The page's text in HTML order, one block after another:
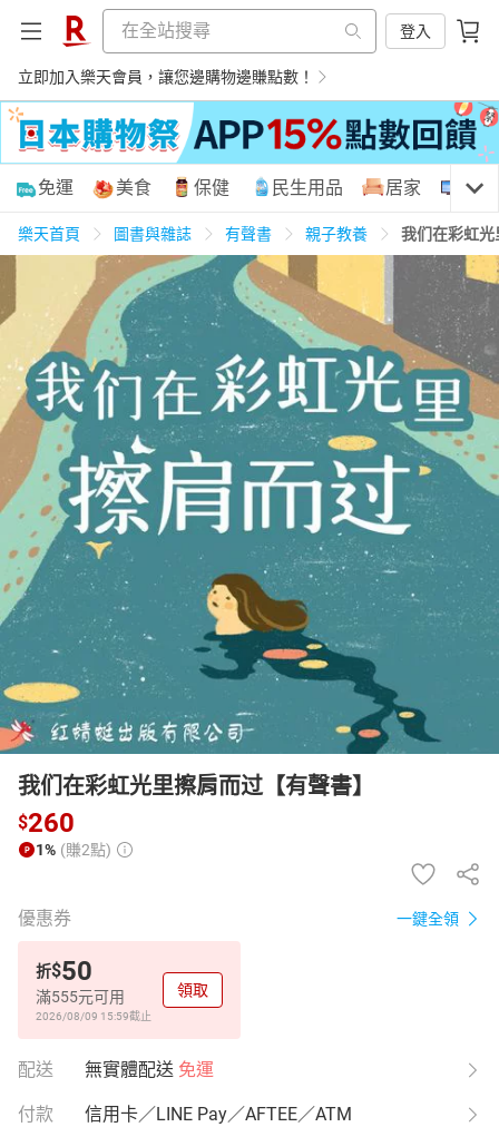
登入
立即加入樂天會員，讓您邊購物邊賺點數！
購物網分類
天天免運 美食蛋糕 養生保健 民生用品
居家生活 3C家電 運動休閒 親子玩具
女裝 男裝 化妝保養 情趣用品
日本購物 電子/紙本書
HOT
免運 美食 保健 民生用品 居家 3C
樂天首頁 圖書與雜誌 有聲書 親子教養 我们在彩虹
我们在彩虹光里擦肩而过【有聲書】
$260
1% (賺2點)
優惠券 一鍵全領
折$50
滿555元可用
2026/08/09 15:59截止
領取
配送 無實體配送 免運
付款 信用卡／LINE Pay／AFTEE／ATM